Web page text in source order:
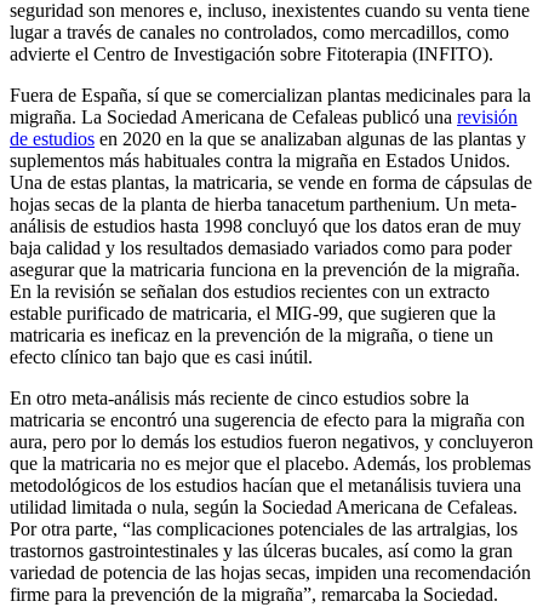
seguridad son menores e, incluso, inexistentes cuando su venta tiene
lugar a través de canales no controlados, como mercadillos, como
advierte el Centro de Investigación sobre Fitoterapia (INFITO).
Fuera de España, sí que se comercializan plantas medicinales para la
migraña. La Sociedad Americana de Cefaleas publicó una revisión
de estudios en 2020 en la que se analizaban algunas de las plantas y
suplementos más habituales contra la migraña en Estados Unidos.
Una de estas plantas, la matricaria, se vende en forma de cápsulas de
hojas secas de la planta de hierba tanacetum parthenium. Un meta-
análisis de estudios hasta 1998 concluyó que los datos eran de muy
baja calidad y los resultados demasiado variados como para poder
asegurar que la matricaria funciona en la prevención de la migraña.
En la revisión se señalan dos estudios recientes con un extracto
estable purificado de matricaria, el MIG-99, que sugieren que la
matricaria es ineficaz en la prevención de la migraña, o tiene un
efecto clínico tan bajo que es casi inútil.
En otro meta-análisis más reciente de cinco estudios sobre la
matricaria se encontró una sugerencia de efecto para la migraña con
aura, pero por lo demás los estudios fueron negativos, y concluyeron
que la matricaria no es mejor que el placebo. Además, los problemas
metodológicos de los estudios hacían que el metanálisis tuviera una
utilidad limitada o nula, según la Sociedad Americana de Cefaleas.
Por otra parte, “las complicaciones potenciales de las artralgias, los
trastornos gastrointestinales y las úlceras bucales, así como la gran
variedad de potencia de las hojas secas, impiden una recomendación
firme para la prevención de la migraña”, remarcaba la Sociedad.